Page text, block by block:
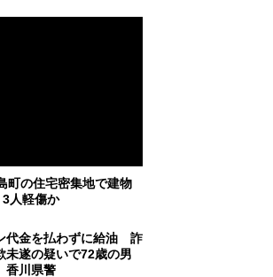
町の住宅密集地で建物
人軽傷か
代金を払わずに給油 詐
未遂の疑いで72歳の男
川県警